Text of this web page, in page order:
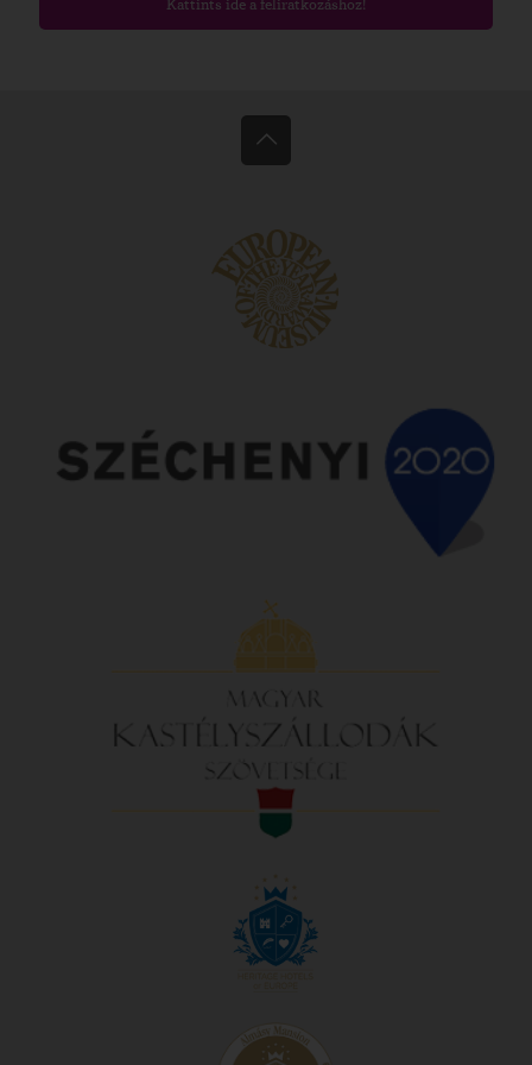
Kattints ide a feliratkozáshoz!